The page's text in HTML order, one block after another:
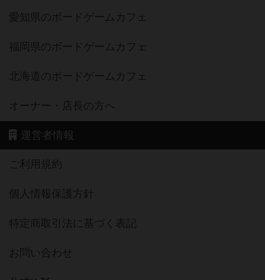
愛知県のボードゲームカフェ
福岡県のボードゲームカフェ
北海道のボードゲームカフェ
オーナー・店長の方へ
運営者情報
ご利用規約
個人情報保護方針
特定商取引法に基づく表記
お問い合わせ